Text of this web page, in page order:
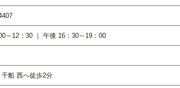
～12：30 ｜ 午後 16：30～19：00
千船 西へ徒歩2分